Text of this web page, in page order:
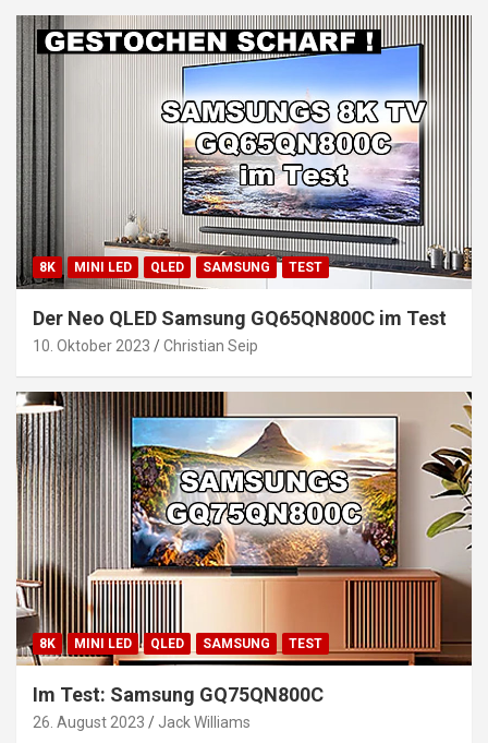
8K MINI LED QLED SAMSUNG TEST
Der Neo QLED Samsung GQ65QN800C im Test
10. Oktober 2023 Christian Seip
8K MINI LED QLED SAMSUNG TEST
Im Test: Samsung GQ75QN800C
26. August 2023 Jack Williams